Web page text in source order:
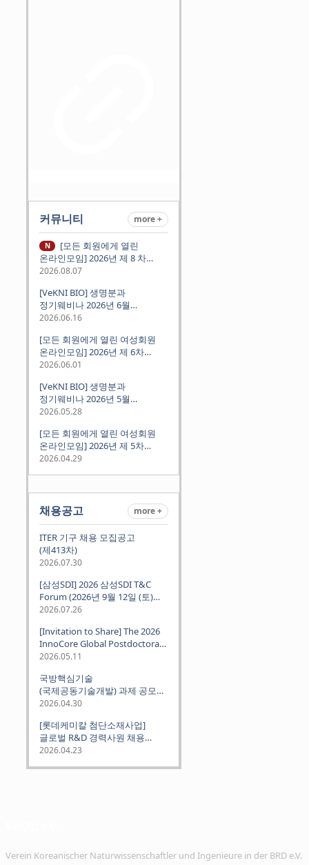
커뮤니티 more +
N
온라인모임] 2026년 제 8 차
정기모임 (8월 12일 수요일 저녁
경험담
2026.08.07
[VeKNI BIO] 생명분과
정기웨비나 2026년 6월
(2026.06.18 Thu 9:00PM)
2026.06.16
[모든 회원에게 열린 여성회원
온라인모임] 2026년 제 6차
정기모임 (6월 10일 수요일 저녁
2026.06.01
[VeKNI BIO] 생명분과
정기웨비나 2026년 5월
(2026.05.28 Thu 9:00PM)
2026.05.28
[모든 회원에게 열린 여성회원
온라인모임] 2026년 제 5차
정기모임 (5월 12일 화요일 저녁
2026.04.29
채용공고 more +
ITER 기구 채용 모집공고
(제413차)
2026.07.30
[삼성SDI] 2026 삼성SDI T&C
Forum (2026년 9월 12일 (토)
뮌헨 개최)
2026.07.26
[Invitation to Share] The 2026
InnoCore Global Postdoctoral
Job Fair: Meet Korea's 4 Major
Institutes
2026.05.11
국방핵심기술
(국제공동기술개발) 과제 공모
안내 (~2026.06.26)
2026.04.30
[롯데케미칼 첨단소재사업]
글로벌 R&D 경력사원 채용
(~2026. 5.5)
2026.04.23
Verein Koreanischer Naturwissenschaftler und Ingenieure in der BRD e.V.